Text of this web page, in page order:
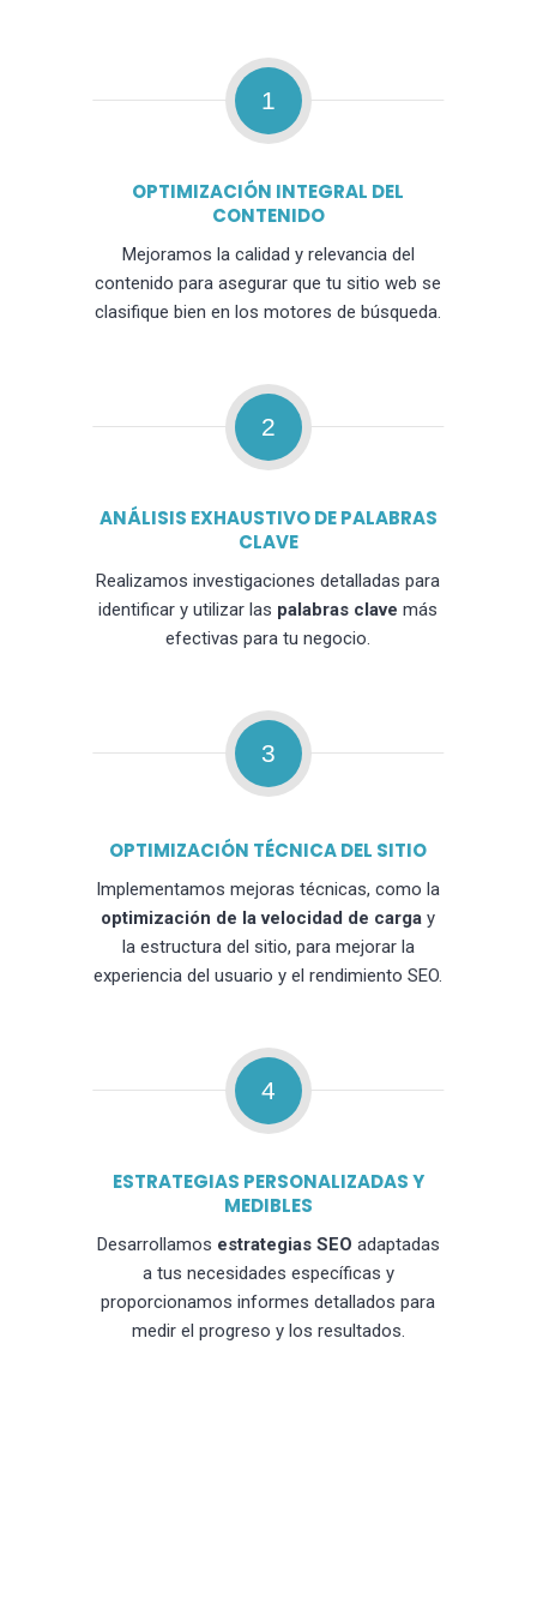
1
OPTIMIZACIÓN INTEGRAL DEL
CONTENIDO
Mejoramos la calidad y relevancia del
contenido para asegurar que tu sitio web se
clasifique bien en los motores de búsqueda.
2
ANÁLISIS EXHAUSTIVO DE PALABRAS
CLAVE
Realizamos investigaciones detalladas para
identificar y utilizar las palabras clave más
efectivas para tu negocio.
3
OPTIMIZACIÓN TÉCNICA DEL SITIO
Implementamos mejoras técnicas, como la
optimización de la velocidad de carga y
la estructura del sitio, para mejorar la
experiencia del usuario y el rendimiento SEO.
4
ESTRATEGIAS PERSONALIZADAS Y
MEDIBLES
Desarrollamos estrategias SEO adaptadas
a tus necesidades específicas y
proporcionamos informes detallados para
medir el progreso y los resultados.